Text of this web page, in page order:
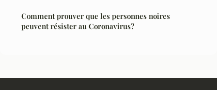
Comment prouver que les personnes noires
peuvent résister au Coronavirus?